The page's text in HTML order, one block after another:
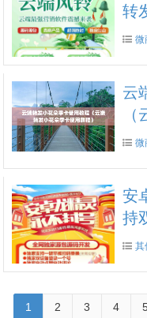
转
发微
云
程微
安
持
权其
1 2 3 4